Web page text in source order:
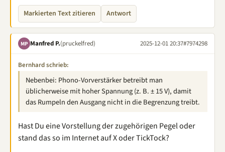
Markierten Text zitieren Antwort
MP Manfred P.(pruckelfred) 2025-12-01 20:37#7974298
Bernhard schrieb:
Nebenbei: Phono-Vorverstärker betreibt man
üblicherweise mit hoher Spannung (z. B. ± 15 V), damit
das Rumpeln den Ausgang nicht in die Begrenzung treibt.
Hast Du eine Vorstellung der zugehörigen Pegel oder
stand das so im Internet auf X oder TickTock?